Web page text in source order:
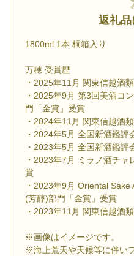
返礼品
1800ml 1本 桐箱入り
万穂 受賞歴
・2025年11月 関東信越酒
・2025年9月 第3回美酒コ
門「金賞」受賞
・2024年11月 関東信越酒
・2024年5月 全国新酒鑑評
・2023年5月 全国新酒鑑評
・2023年7月 ミラノ酒チ
賞
・2023年9月 Oriental
(芳醇)部門「金賞」受賞
・2023年11月 関東信越酒
※画像はイメージです。
※海上荒天や天候等に伴い